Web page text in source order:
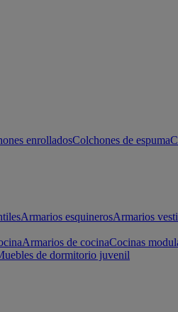
enrolladosColchones de espuma
Armarios esquinerosArmarios
Armarios de cocinaCocinas
de dormitorio juvenil